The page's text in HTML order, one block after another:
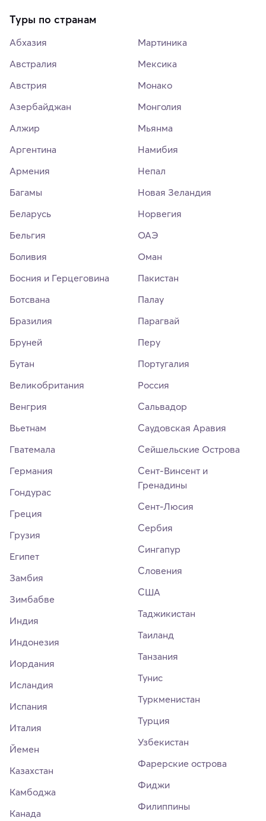
Туры по странам
Абхазия
Австралия
Австрия
Азербайджан
Алжир
Аргентина
Армения
Багамы
Беларусь
Бельгия
Боливия
Босния и Герцеговина
Ботсвана
Бразилия
Бруней
Бутан
Великобритания
Венгрия
Вьетнам
Гватемала
Германия
Гондурас
Греция
Грузия
Египет
Замбия
Зимбабве
Индия
Индонезия
Иордания
Исландия
Испания
Италия
Йемен
Казахстан
Камбоджа
Канада
Мартиника
Мексика
Монако
Монголия
Мьянма
Намибия
Непал
Новая Зеландия
Норвегия
ОАЭ
Оман
Пакистан
Палау
Парагвай
Перу
Португалия
Россия
Сальвадор
Саудовская Аравия
Сейшельские Острова
Сент-Винсент и
Гренадины
Сент-Люсия
Сербия
Сингапур
Словения
США
Таджикистан
Таиланд
Танзания
Тунис
Туркменистан
Турция
Узбекистан
Фарерские острова
Фиджи
Филиппины